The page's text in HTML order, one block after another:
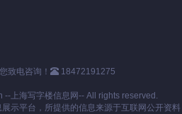
致电咨询！ 18472191275
上海写字楼信息网-- All rights reserved.
示平台，所提供的信息来源于互联网公开资料